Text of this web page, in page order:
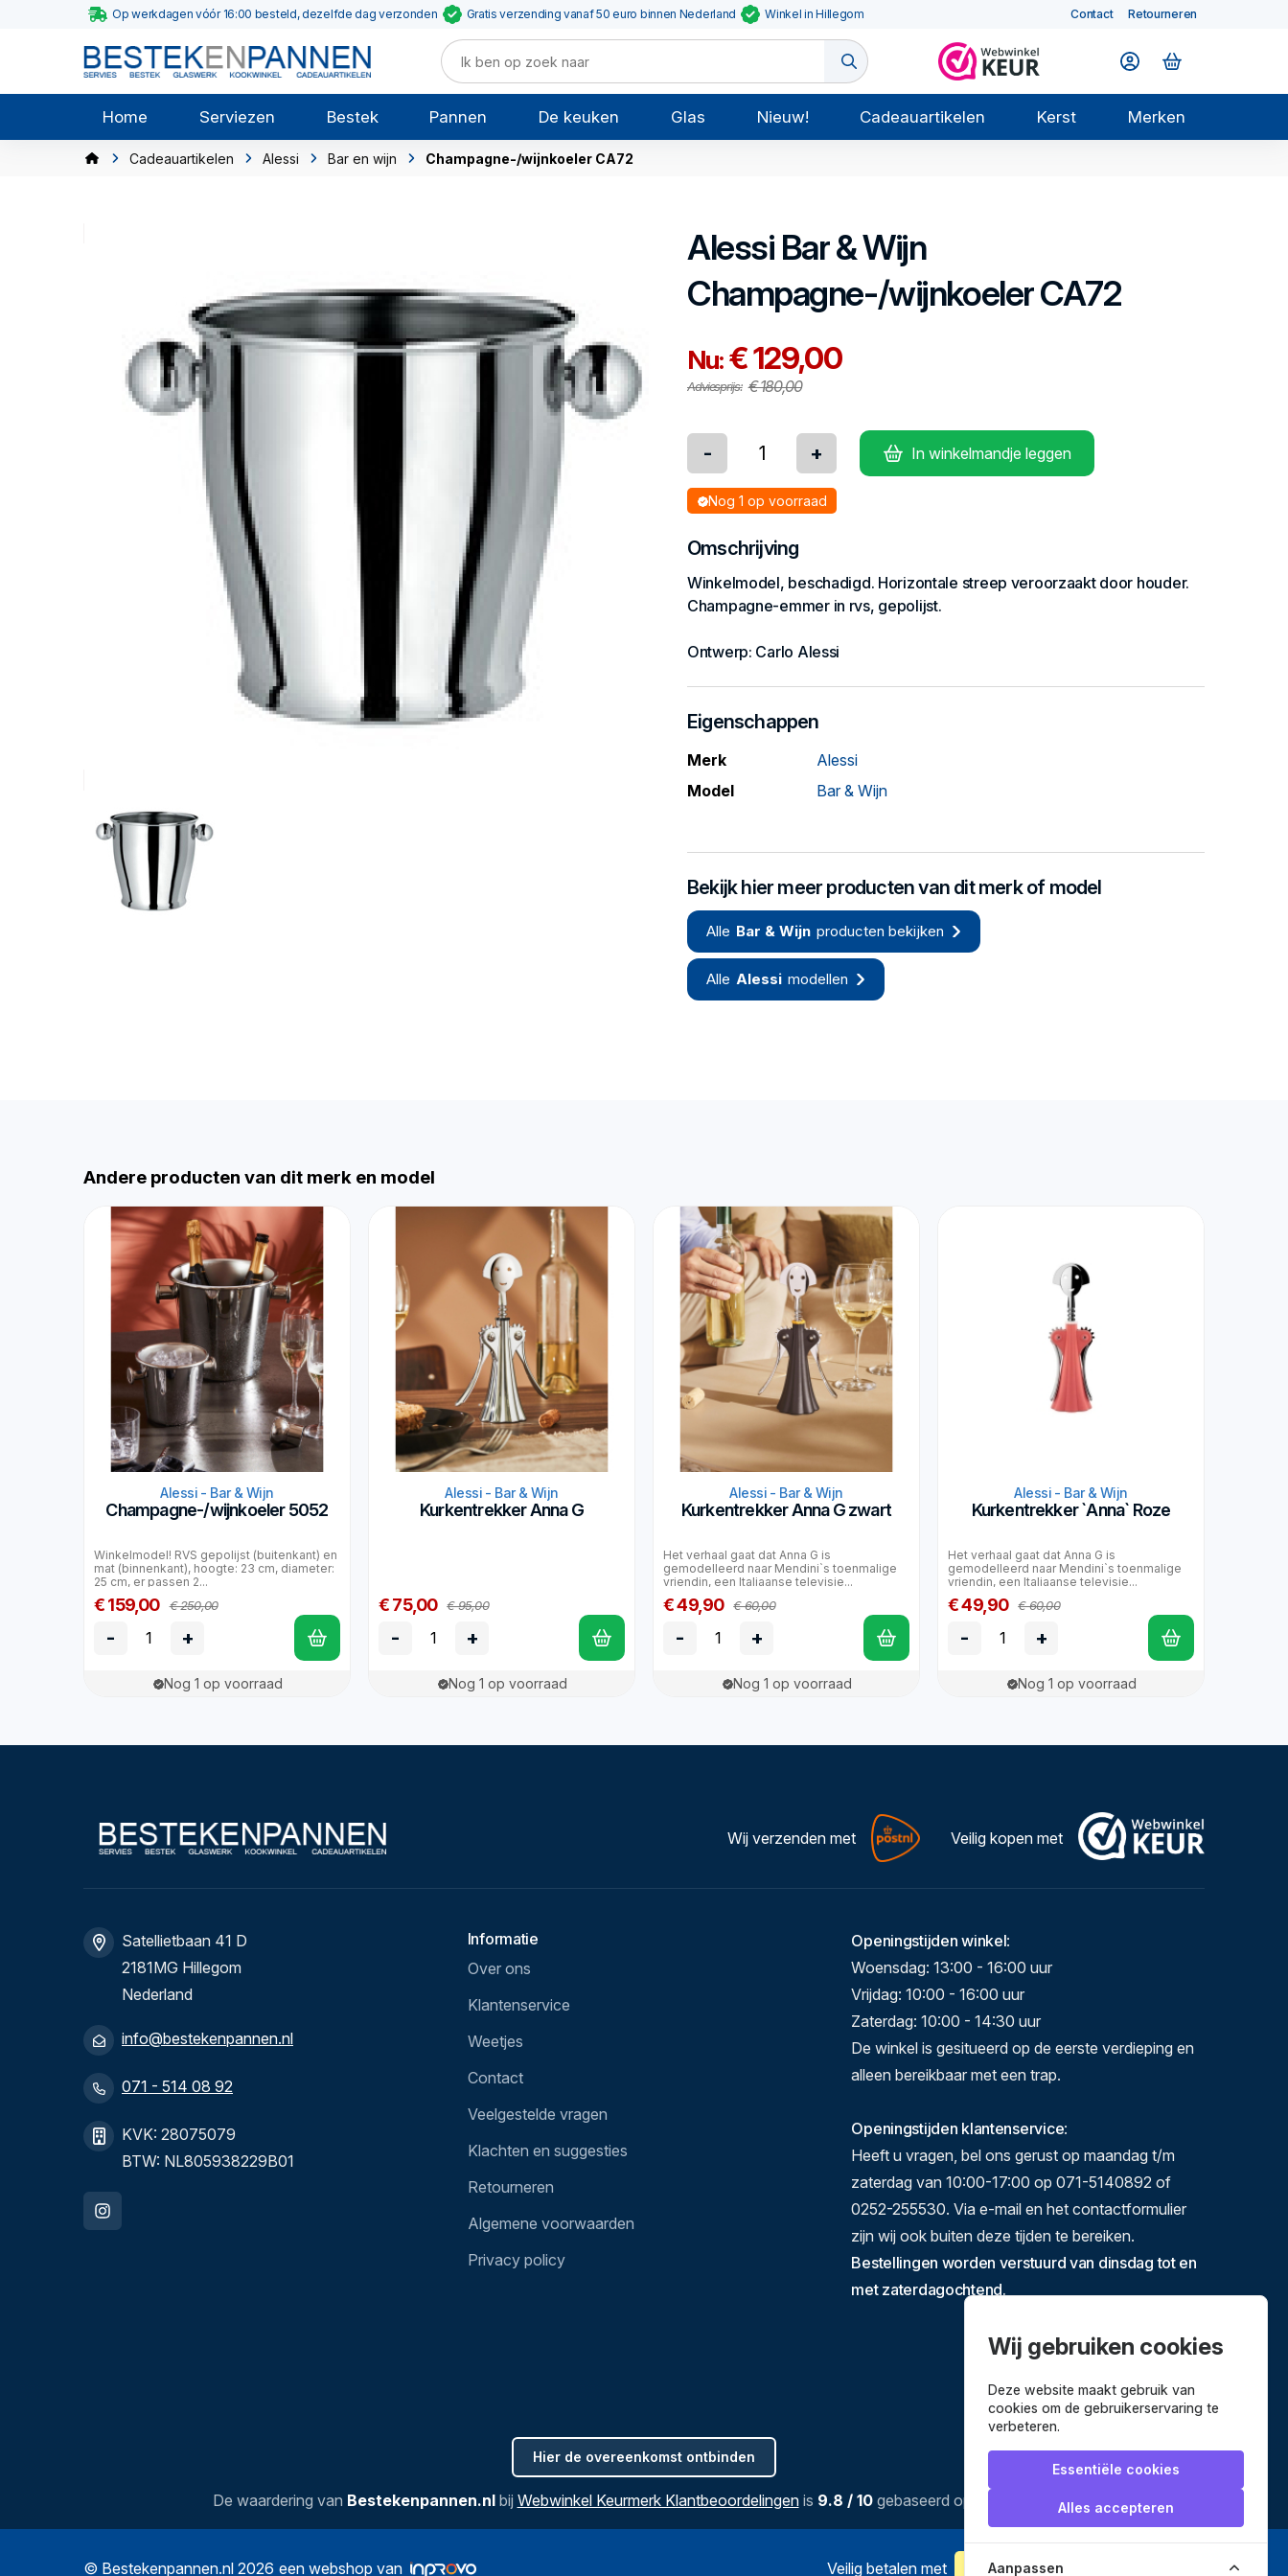
Op werkdagen vóór 16:00 besteld, dezelfde dag verzonden Gratis verzending vanaf 50 euro binnen Nederland Winkel in Hillegom Contact Retourneren
Home Serviezen Bestek Pannen De keuken Glas Nieuw! Cadeauartikelen Kerst Merken
Cadeauartikelen Alessi Bar en wijn Champagne-/wijnkoeler CA72
Alessi Bar & Wijn
Champagne-/wijnkoeler CA72
Nu:€ 129,00
Adviesprijs: € 180,00
- + In winkelmandje leggen
Nog 1 op voorraad
Omschrijving
Winkelmodel, beschadigd. Horizontale streep veroorzaakt door houder.
Champagne-emmer in rvs, gepolijst.
Ontwerp: Carlo Alessi
Eigenschappen
Merk
Alessi
Model
Bar & Wijn
Bekijk hier meer producten van dit merk of model
Alle Bar & Wijn producten bekijken
Alle Alessi modellen
Andere producten van dit merk en model
Alessi - Bar & Wijn
Champagne-/wijnkoeler 5052
Winkelmodel! RVS gepolijst (buitenkant) en
mat (binnenkant), hoogte: 23 cm, diameter:
25 cm, er passen 2...
€ 159,00 € 250,00
- +
Nog 1 op voorraad
Alessi - Bar & Wijn
Kurkentrekker Anna G
€ 75,00 € 95,00
- +
Nog 1 op voorraad
Alessi - Bar & Wijn
Kurkentrekker Anna G zwart
Het verhaal gaat dat Anna G is
gemodelleerd naar Mendini`s toenmalige
vriendin, een Italiaanse televisie...
€ 49,90 € 60,00
- +
Nog 1 op voorraad
Alessi - Bar & Wijn
Kurkentrekker `Anna` Roze
Het verhaal gaat dat Anna G is
gemodelleerd naar Mendini`s toenmalige
vriendin, een Italiaanse televisie...
€ 49,90 € 60,00
- +
Nog 1 op voorraad
Wij verzenden met Veilig kopen met
Satellietbaan 41 D
2181MG Hillegom
Nederland
info@bestekenpannen.nl
071 - 514 08 92
KVK: 28075079
BTW: NL805938229B01
Informatie
Over ons
Klantenservice
Weetjes
Contact
Veelgestelde vragen
Klachten en suggesties
Retourneren
Algemene voorwaarden
Privacy policy
Openingstijden winkel:
Woensdag: 13:00 - 16:00 uur
Vrijdag: 10:00 - 16:00 uur
Zaterdag: 10:00 - 14:30 uur
De winkel is gesitueerd op de eerste verdieping en
alleen bereikbaar met een trap.
Openingstijden klantenservice:
Heeft u vragen, bel ons gerust op maandag t/m
zaterdag van 10:00-17:00 op 071-5140892 of
0252-255530. Via e-mail en het contactformulier
zijn wij ook buiten deze tijden te bereiken.
Bestellingen worden verstuurd van dinsdag tot en
met zaterdagochtend.
Hier de overeenkomst ontbinden
De waardering van Bestekenpannen.nlbij Webwinkel Keurmerk Klantbeoordelingenis 9.8 / 10 gebaseerd op reviews.
© Bestekenpannen.nl 2026 een webshop van Veilig betalen met
Wij gebruiken cookies
Deze website maakt gebruik van
cookies om de gebruikerservaring te
verbeteren.
Essentiële cookies
Alles accepteren
Aanpassen